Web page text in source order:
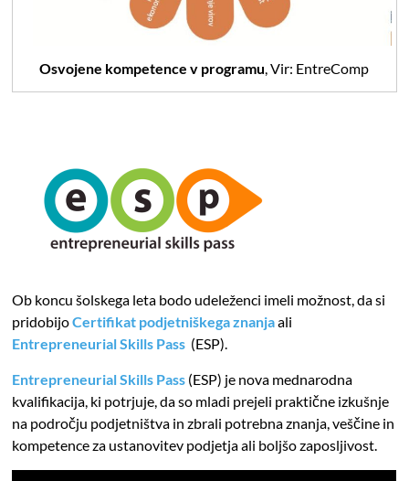
Osvojene kompetence v programu, Vir: EntreComp
Ob koncu šolskega leta bodo udeleženci imeli možnost, da si
pridobijoCertifikat podjetniškega znanjaali
Entrepreneurial Skills Pass (ESP).
Entrepreneurial Skills Pass (ESP) je nova mednarodna
kvalifikacija, ki potrjuje, da so mladi prejeli praktične izkušnje
na področju podjetništva in zbrali potrebna znanja, veščine in
kompetence za ustanovitev podjetja ali boljšo zaposljivost.